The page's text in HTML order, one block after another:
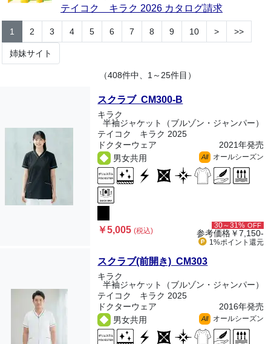
テイコク キラク 2026 カタログ請求
1 2 3 4 5 6 7 8 9 10 > >>
姉妹サイト
（408件中、1～25件目）
スクラブ CM300-B
キラク
半袖ジャケット（ブルゾン・ジャンパー）
テイコク キラク 2025
ドクターウェア
2021年発売
男女共用
All オールシーズン
￥5,005(税込)
30～31% OFF
参考価格￥7,150-
1%ポイント 還元
スクラブ(前開き) CM303
キラク
半袖ジャケット（ブルゾン・ジャンパー）
テイコク キラク 2025
ドクターウェア
2016年発売
男女共用
All オールシーズン